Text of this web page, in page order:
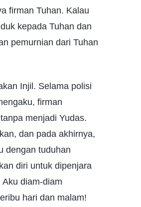
firman Tuhan. Kalau
kepada Tuhan dan
pemurnian dari Tuhan
Injil. Selama polisi
firman
menjadi Yudas.
dan pada akhirnya,
dengan tuduhan
diri untuk dipenjara
diam-diam
hari dan malam!